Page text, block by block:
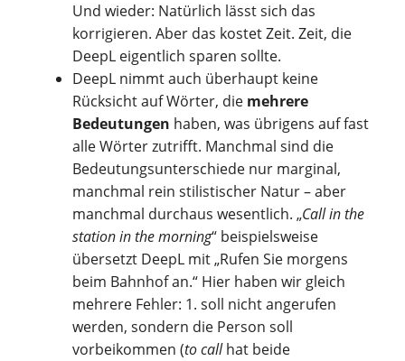
Und wieder: Natürlich lässt sich das
korrigieren. Aber das kostet Zeit. Zeit, die
DeepL eigentlich sparen sollte.
DeepL nimmt auch überhaupt keine
Rücksicht auf Wörter, die mehrere
Bedeutungen haben, was übrigens auf fast
alle Wörter zutrifft. Manchmal sind die
Bedeutungsunterschiede nur marginal,
manchmal rein stilistischer Natur – aber
manchmal durchaus wesentlich. „Call in the
station in the morning“ beispielsweise
übersetzt DeepL mit „Rufen Sie morgens
beim Bahnhof an.“ Hier haben wir gleich
mehrere Fehler: 1. soll nicht angerufen
werden, sondern die Person soll
vorbeikommen (to callhat beide